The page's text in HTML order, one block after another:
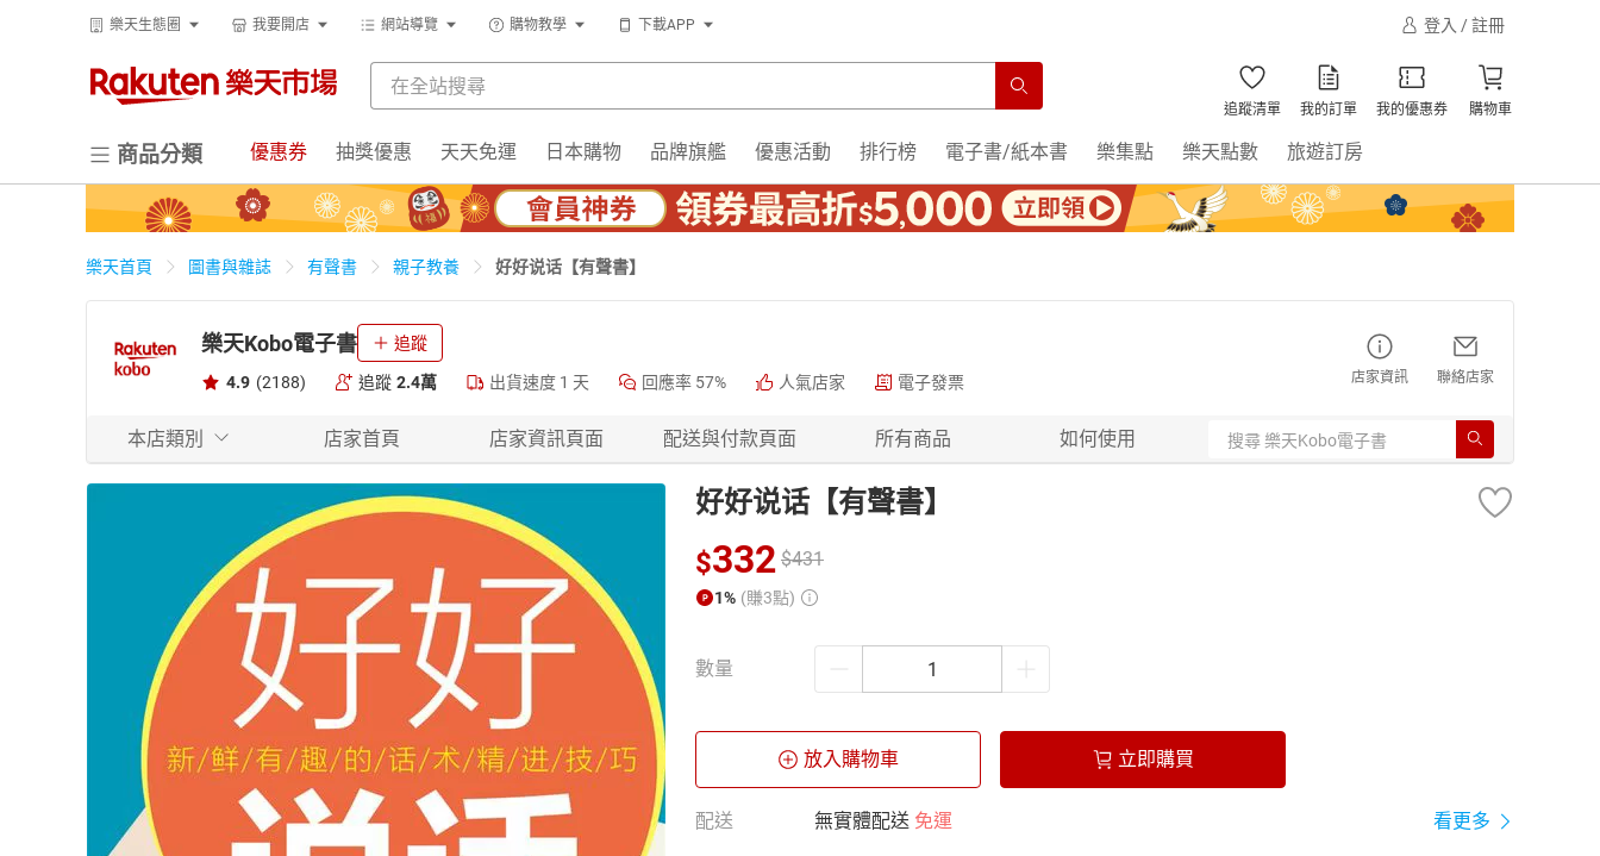
樂天生態圈 我要開店 網站導覽 購物教學 下載APP 登入 / 註冊
追蹤清單 我的訂單 我的優惠券 購物車
商品分類 優惠券 抽獎優惠 天天免運 日本購物 品牌旗艦 優惠活動 排行榜 電子書/紙本書 樂集點 樂天點數 旅遊訂房
樂天首頁 圖書與雜誌 有聲書 親子教養 好好说话【有聲書】
樂天Kobo電子書 追蹤
4.9 (2188) 追蹤 2.4萬 出貨速度 1 天 回應率 57% 人氣店家 電子發票 店家資訊 聯絡店家
本店類別 店家首頁 店家資訊頁面 配送與付款頁面 所有商品 如何使用
好好说话【有聲書】
$332 $431
1% (賺3點)
數量
放入購物車 立即購買
配送 無實體配送 免運 看更多